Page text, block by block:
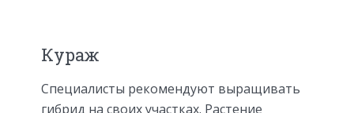
Кураж
Специалисты рекомендуют выращивать
гибрид на своих участках. Растение